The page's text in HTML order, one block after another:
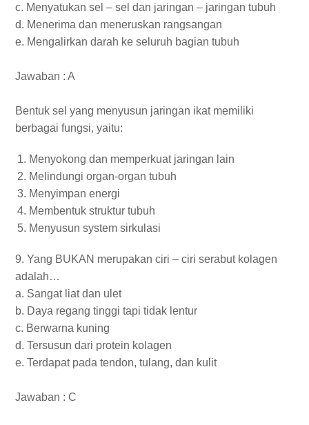
c. Menyatukan sel – sel dan jaringan – jaringan tubuh
d. Menerima dan meneruskan rangsangan
e. Mengalirkan darah ke seluruh bagian tubuh
Jawaban : A
Bentuk sel yang menyusun jaringan ikat memiliki
berbagai fungsi, yaitu:
Menyokong dan memperkuat jaringan lain
Melindungi organ-organ tubuh
Menyimpan energi
Membentuk struktur tubuh
Menyusun system sirkulasi
9. Yang BUKAN merupakan ciri – ciri serabut kolagen
adalah…
a. Sangat liat dan ulet
b. Daya regang tinggi tapi tidak lentur
c. Berwarna kuning
d. Tersusun dari protein kolagen
e. Terdapat pada tendon, tulang, dan kulit
Jawaban : C